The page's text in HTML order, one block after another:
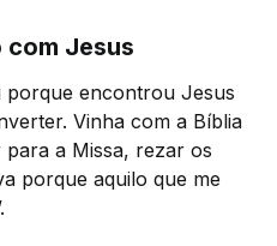
Jesus
porque encontrou Jesus
Vinha com a Bíblia
a Missa, rezar os
porque aquilo que me